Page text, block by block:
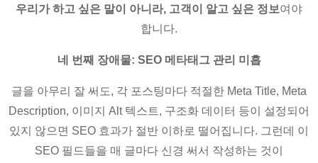
우리가 하고 싶은 말이 아니라, 고객이 알고 싶은 정보여야
합니다.
네 번째 장애물: SEO 메타태그 관리 미흡
글을 아무리 잘 써도, 각 포스팅마다 적절한 Meta Title, Meta
Description, 이미지 Alt 텍스트, 구조화 데이터 등이 설정되어
있지 않으면 SEO 효과가 절반 이하로 떨어집니다. 그런데 이
SEO 필드들을 매 글마다 신경 써서 작성하는 것이